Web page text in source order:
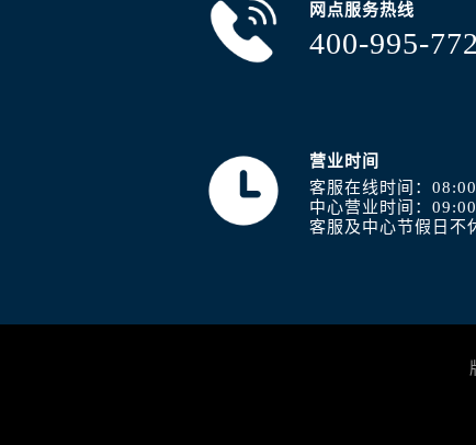
内蒙古自治区鄂尔多斯市东胜区伊
内蒙古自治区呼伦贝尔市海拉尔
内蒙古自治区锡林郭勒盟市锡林
内蒙古自治区兴安盟市乌兰浩特市
山西省大同市平城区迎宾街浪琴售
山西省临汾市尧都区解放路浪琴售
山西省吕梁市离石区永宁中路与
山西省朔州市朔城区怡西路与鄯
网点服务热线
400-995-
营业时间
客服在线时间：
中心营业时间：
客服及中心节假日不